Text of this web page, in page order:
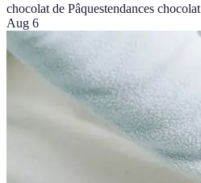
chocolat de Pâquestendances chocolat
Aug 6